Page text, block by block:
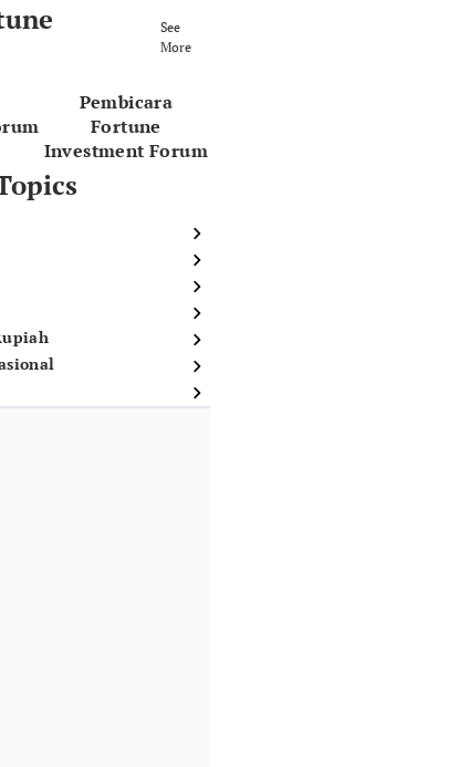
See
More
Pembicara
Fortune
Investment Forum